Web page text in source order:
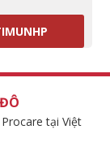
tại Việt